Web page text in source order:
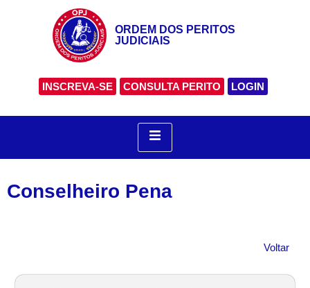
ORDEM DOS PERITOS
JUDICIAIS
INSCREVA-SE CONSULTA PERITO LOGIN
Conselheiro Pena
Voltar